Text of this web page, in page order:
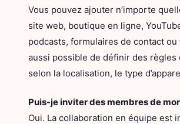
Vous pouvez ajouter n’importe
site web, boutique en ligne,
podcasts, formulaires de contact
aussi possible de définir des règles
selon la localisation, le type
Puis-je inviter des membres de
Oui. La collaboration en équipe est